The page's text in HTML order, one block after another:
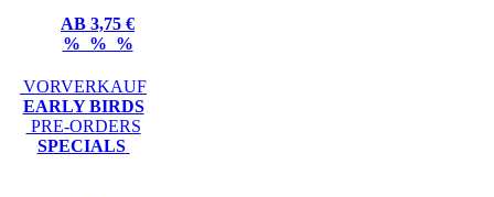
AB 3,75 €
% % %
VORVERKAUF
EARLY BIRDS
PRE-ORDERS
SPECIALS